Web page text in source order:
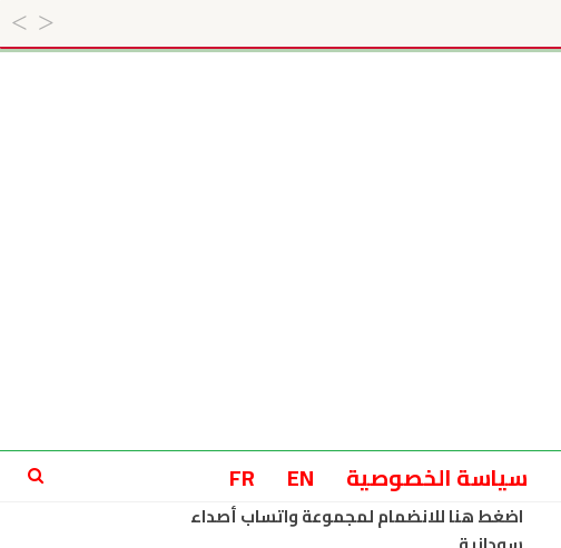
سياسة الخصوصية EN
FR
اضغط هنا للانضمام لمجموعة واتساب أصداء